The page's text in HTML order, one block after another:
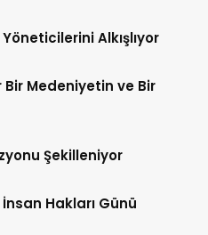
Alkışlıyor
Medeniyetin ve Bir
Şekilleniyor
İnsan Hakları Günü